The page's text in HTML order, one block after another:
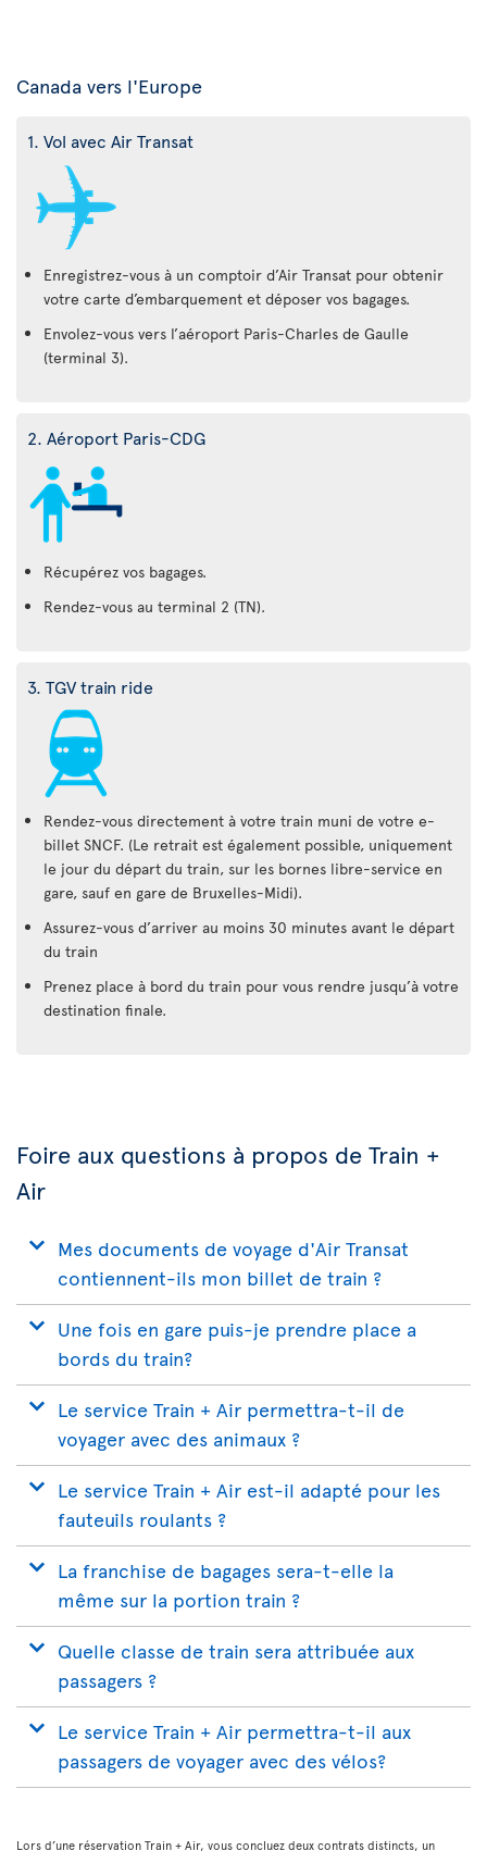
Canada vers l'Europe
1. Vol avec Air Transat
Enregistrez-vous à un comptoir d’Air Transat pour obtenir
votre carte d’embarquement et déposer vos bagages.
Envolez-vous vers l’aéroport Paris-Charles de Gaulle
(terminal 3).
2. Aéroport Paris-CDG
Récupérez vos bagages.
Rendez-vous au terminal 2 (TN).
3. TGV train ride
Rendez-vous directement à votre train muni de votre e-
billet SNCF. (Le retrait est également possible, uniquement
le jour du départ du train, sur les bornes libre-service en
gare, sauf en gare de Bruxelles-Midi).
Assurez-vous d’arriver au moins 30 minutes avant le départ
du train
Prenez place à bord du train pour vous rendre jusqu’à votre
destination finale.
Foire aux questions à propos de Train +
Air
Mes documents de voyage d'Air Transat
contiennent-ils mon billet de train ?
Une fois en gare puis-je prendre place a
bords du train?
Le service Train + Air permettra-t-il de
voyager avec des animaux ?
Le service Train + Air est-il adapté pour les
fauteuils roulants ?
La franchise de bagages sera-t-elle la
même sur la portion train ?
Quelle classe de train sera attribuée aux
passagers ?
Le service Train + Air permettra-t-il aux
passagers de voyager avec des vélos?
Lors d’une réservation Train + Air, vous concluez deux contrats distincts, un